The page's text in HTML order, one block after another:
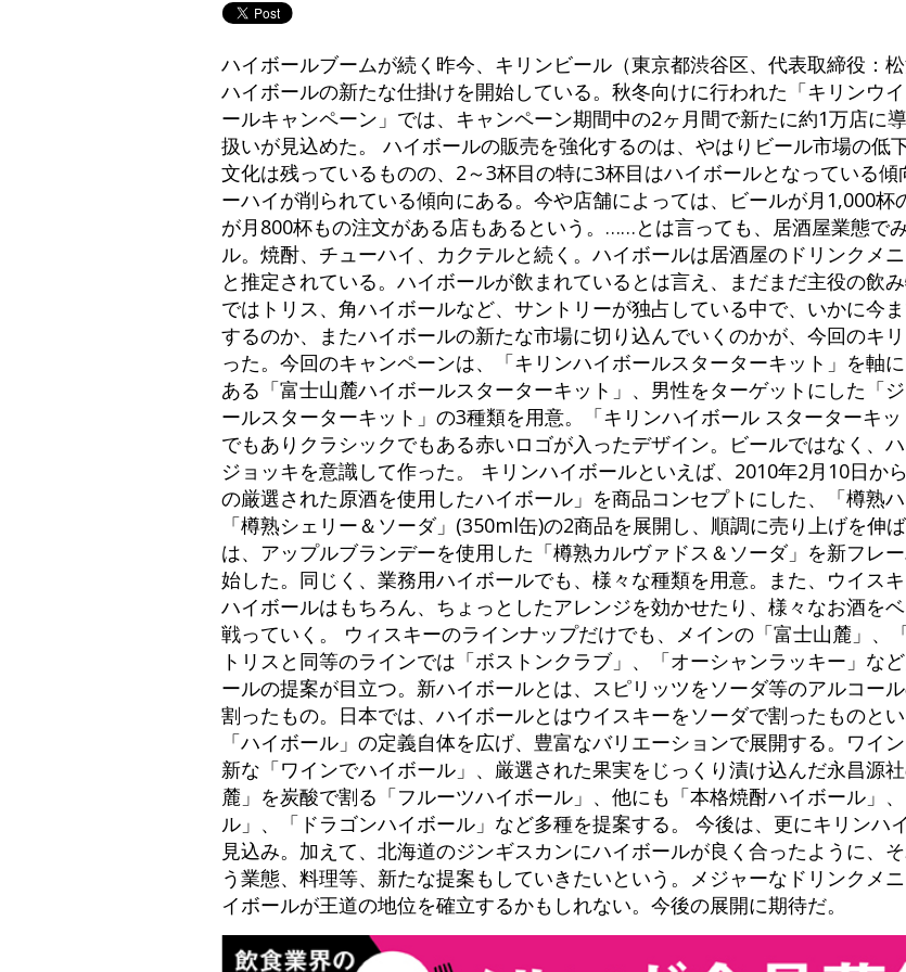
ハイボールブームが続く昨今、キリンビール（東京都渋谷区、代表取締役：
ハイボールの新たな仕掛けを開始している。秋冬向けに行われた「キリンウ
ールキャンペーン」では、キャンペーン期間中の2ヶ月間で新たに約1万店に
扱いが見込めた。 ハイボールの販売を強化するのは、やはりビール市場の低
文化は残っているものの、2～3杯目の特に3杯目はハイボールとなっている
ーハイが削られている傾向にある。今や店舗によっては、ビールが月1,000杯
が月800杯もの注文がある店もあるという。……とは言っても、居酒屋業態で
ル。焼酎、チューハイ、カクテルと続く。ハイボールは居酒屋のドリンクメ
と推定されている。ハイボールが飲まれているとは言え、まだまだ主役の飲
ではトリス、角ハイボールなど、サントリーが独占している中で、いかに今
するのか、またハイボールの新たな市場に切り込んでいくのかが、今回のキ
った。今回のキャンペーンは、「キリンハイボールスターターキット」を軸
ある「富士山麓ハイボールスターターキット」、男性をターゲットにした「
ールスターターキット」の3種類を用意。「キリンハイボール スターターキ
でもありクラシックでもある赤いロゴが入ったデザイン。ビールではなく、
ジョッキを意識して作った。 キリンハイボールといえば、2010年2月10日か
の厳選された原酒を使用したハイボール」を商品コンセプトにした、「樽熟
「樽熟シェリー＆ソーダ」(350ml缶)の2商品を展開し、順調に売り上げを伸
は、アップルブランデーを使用した「樽熟カルヴァドス＆ソーダ」を新フレ
始した。同じく、業務用ハイボールでも、様々な種類を用意。また、ウイス
ハイボールはもちろん、ちょっとしたアレンジを効かせたり、様々なお酒を
戦っていく。 ウィスキーのラインナップだけでも、メインの「富士山麓」、
トリスと同等のラインでは「ボストンクラブ」、「オーシャンラッキー」な
ールの提案が目立つ。新ハイボールとは、スピリッツをソーダ等のアルコー
割ったもの。日本では、ハイボールとはウイスキーをソーダで割ったものとい
「ハイボール」の定義自体を広げ、豊富なバリエーションで展開する。ワイ
新な「ワインでハイボール」、厳選された果実をじっくり漬け込んだ永昌源
麓」を炭酸で割る「フルーツハイボール」、他にも「本格焼酎ハイボール」
ル」、「ドラゴンハイボール」など多種を提案する。 今後は、更にキリンハ
見込み。加えて、北海道のジンギスカンにハイボールが良く合ったように、
う業態、料理等、新たな提案もしていきたいという。メジャーなドリンクメ
イボールが王道の地位を確立するかもしれない。今後の展開に期待だ。